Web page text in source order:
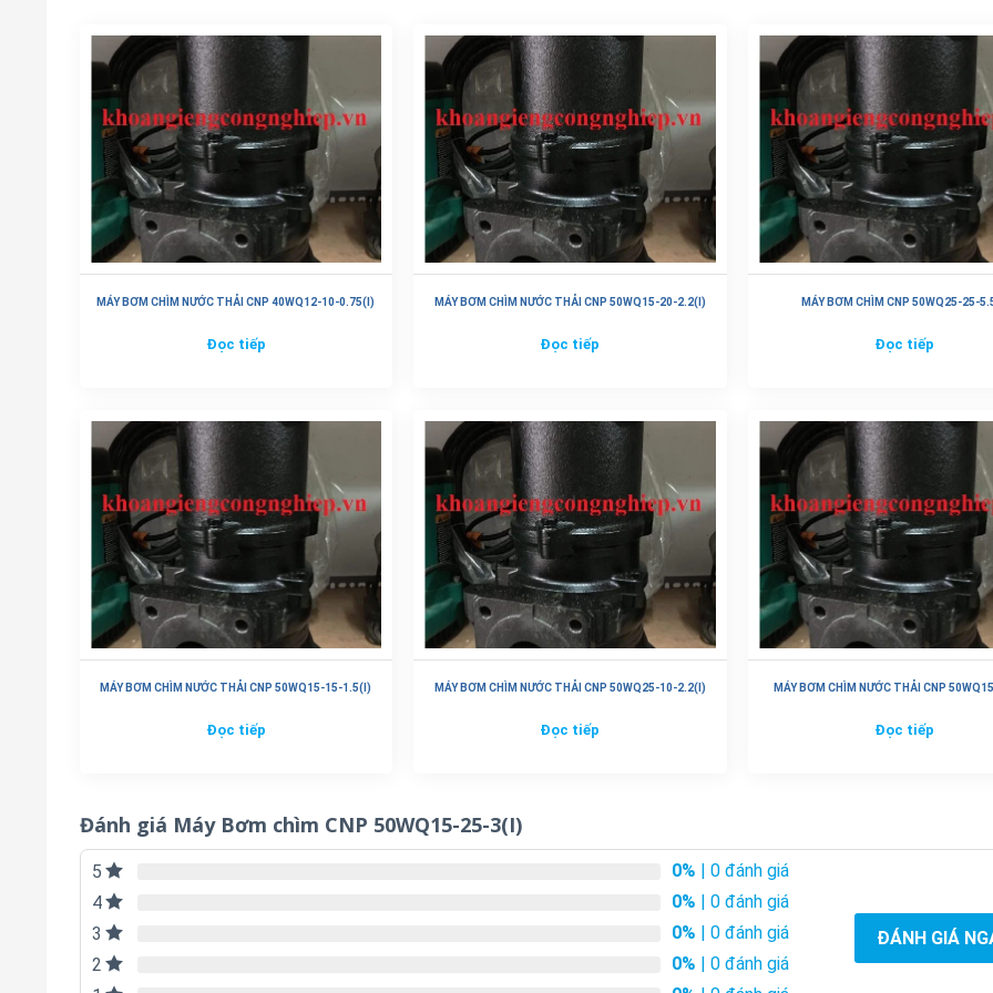
MÁY BƠM CHÌM NƯỚC THẢI CNP 40WQ12-10-0.75(I)
Đọc tiếp
MÁY BƠM CHÌM NƯỚC THẢI CNP 50WQ15-20-2.2(I)
Đọc tiếp
MÁY BƠM CHÌM CNP 50WQ25-25-
Đọc tiếp
MÁY BƠM CHÌM NƯỚC THẢI CNP 50WQ15-15-1.5(I)
Đọc tiếp
MÁY BƠM CHÌM NƯỚC THẢI CNP 50WQ25-10-2.2(I)
Đọc tiếp
MÁY BƠM CHÌM NƯỚC THẢI CNP
Đọc tiếp
Đánh giá Máy Bơm chìm CNP 50WQ15-25-3(I)
5 0% | 0 đánh giá
4
0% | 0 đánh giá
3
0% | 0 đánh giá
2
0% | 0 đánh giá
ĐÁNH GIÁ